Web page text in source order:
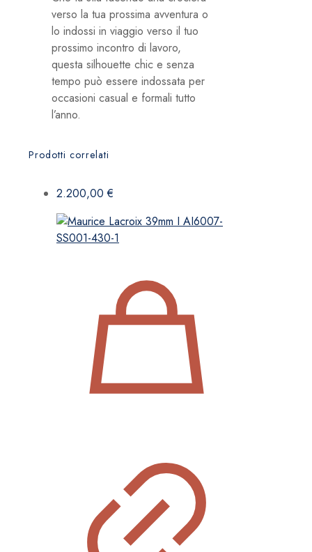
verso la tua prossima avventura o
lo indossi in viaggio verso il tuo
prossimo incontro di lavoro,
questa silhouette chic e senza
tempo può essere indossata per
occasioni casual e formali tutto
l’anno.
Prodotti correlati
2.200,00€